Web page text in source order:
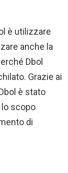
è utilizzare
anche la
Dbol
Grazie ai
è stato
lo scopo
di